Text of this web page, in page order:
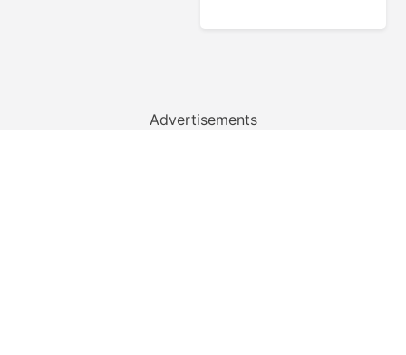
Advertisements